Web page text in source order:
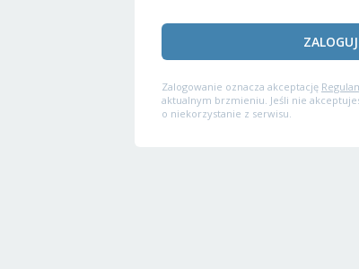
Zalogowanie oznacza akceptację
aktualnym brzmieniu. Jeśli nie
o niekorzystanie z serwisu.